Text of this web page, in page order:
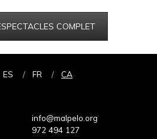
COMPLET
ES FR CA
info@malpelo.org
972 494 127